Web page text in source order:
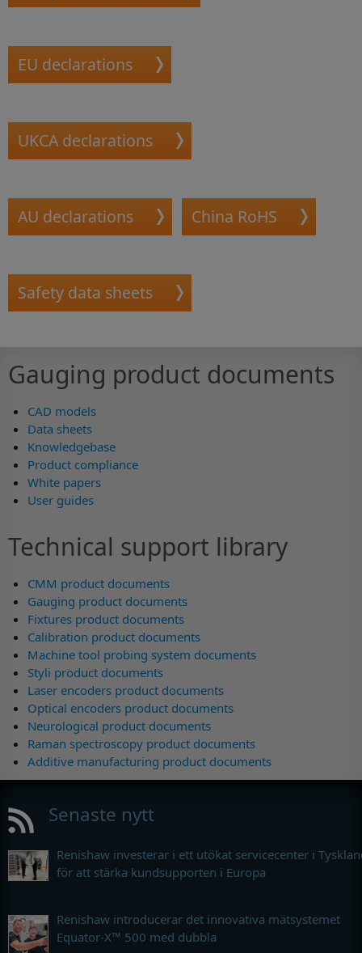
EU declarations
UKCA declarations
AU declarations China RoHS
Safety data sheets
Gauging product documents
CAD models
Data sheets
Knowledgebase
Product compliance
White papers
User guides
Technical support library
CMM product documents
Gauging product documents
Fixtures product documents
Calibration product documents
Machine tool probing system documents
Styli product documents
Laser encoders product documents
Optical encoders product documents
Neurological product documents
Raman spectroscopy product documents
Additive manufacturing product documents
Senaste nytt
Renishaw investerar i ett utökat servicecenter i
för att stärka kundsupporten i Europa
Renishaw introducerar det innovativa mätsystemet
Equator-X™ 500 med dubbla